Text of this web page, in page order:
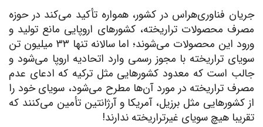
جریان فناوری‌هراس در کشور، همواره تأکید می‌کند در حوزه
مصرف محصولات تراریخته، کشورهای اروپایی مانع تولید و
ورود این محصولات می‌شوند؛ اما سالانه تنها ۳۳ میلیون تن
سویای تراریخته با مجوز رسمی وارد اتحادیه اروپا می‌شود و
جالب است که معدود کشورهایی مثل ترکیه که ادعای عدم
مصرف تراریخته در مورد آن‌ها مطرح می‌شود، سویای خود را
از کشورهایی مثل برزیل، آمریکا و آرژانتین تأمین می‌کنند که
تقریبا هیچ سویای غیرتراریخته ندارند!